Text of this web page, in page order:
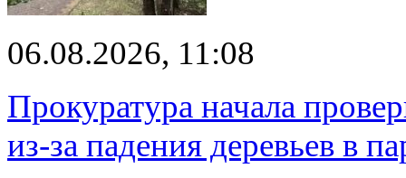
06.08.2026, 11:08
Прокуратура начала
из-за падения деревьев в